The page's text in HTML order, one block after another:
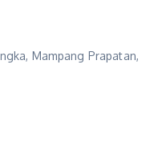
Mampang Prapatan,